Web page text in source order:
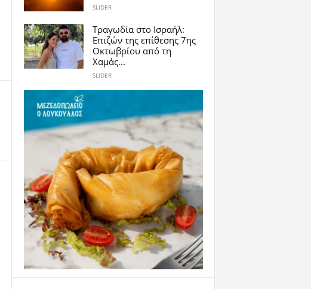
SLIDER
Τραγωδία στο Ισραήλ:
Επιζών της επίθεσης 7ης
Οκτωβρίου από τη
Χαμάς...
SLIDER